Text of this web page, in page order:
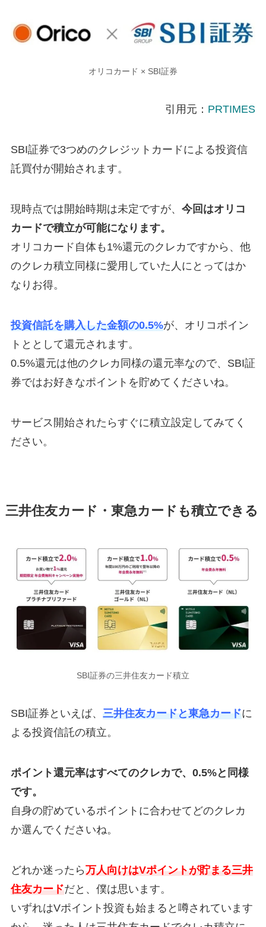
オリコカード × SBI証券
引用元： PRTIMES
SBI証券で3つめのクレジットカードによる投資信
託買付が開始されます。
現時点では開始時期は未定ですが、 今回はオリコ
カードで積立が可能になります。
オリコカード自体も1%還元のクレカですから、他
のクレカ積立同様に愛用していた人にとってはか
なりお得。
投資信託を購入した金額の0.5%が、オリコポイン
トととして還元されます。
0.5%還元は他のクレカ同様の還元率なので、SBI証
券ではお好きなポイントを貯めてくださいね。
サービス開始されたらすぐに積立設定してみてく
ださい。
三井住友カード・東急カードも積立できる
SBI証券の三井住友カード積立
SBI証券といえば、 三井住友カードと東急カードに
よる投資信託の積立。
ポイント還元率はすべてのクレカで、0.5%と同様
です。
自身の貯めているポイントに合わせてどのクレカ
か選んでくださいね。
どれか迷ったら万人向けはVポイントが貯まる三井
住友カードだと、僕は思います。
いずれはVポイント投資も始まると噂されています